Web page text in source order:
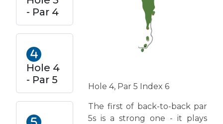
Hole 4, Par 5 Index 6
The first of back-to-back par
5s is a strong one - it plays
- Par 4
Hole 4
- Par 5